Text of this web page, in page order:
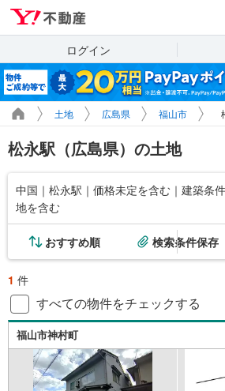
ログイン
土地 広島県 福山市
松永駅（広島県）の土地
中国｜松永駅｜価格未定を含む｜建築条
地を含む
おすすめ順 検索条件保存
1 件
すべての物件をチェックする
福山市神村町